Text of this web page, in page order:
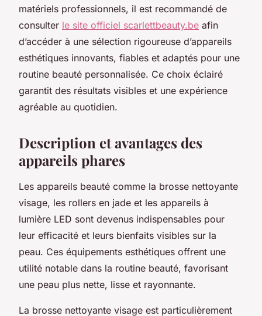
matériels professionnels, il est recommandé de
consulter le site officiel scarlettbeauty.be afin
d’accéder à une sélection rigoureuse d’appareils
esthétiques innovants, fiables et adaptés pour une
routine beauté personnalisée. Ce choix éclairé
garantit des résultats visibles et une expérience
agréable au quotidien.
Description et avantages des
appareils phares
Les appareils beauté comme la brosse nettoyante
visage, les rollers en jade et les appareils à
lumière LED sont devenus indispensables pour
leur efficacité et leurs bienfaits visibles sur la
peau. Ces équipements esthétiques offrent une
utilité notable dans la routine beauté, favorisant
une peau plus nette, lisse et rayonnante.
La brosse nettoyante visage est particulièrement